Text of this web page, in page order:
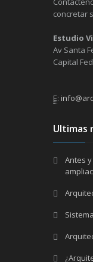
concretar
Estudio
Av Santa
Capital
E:
Ultimas
Antes